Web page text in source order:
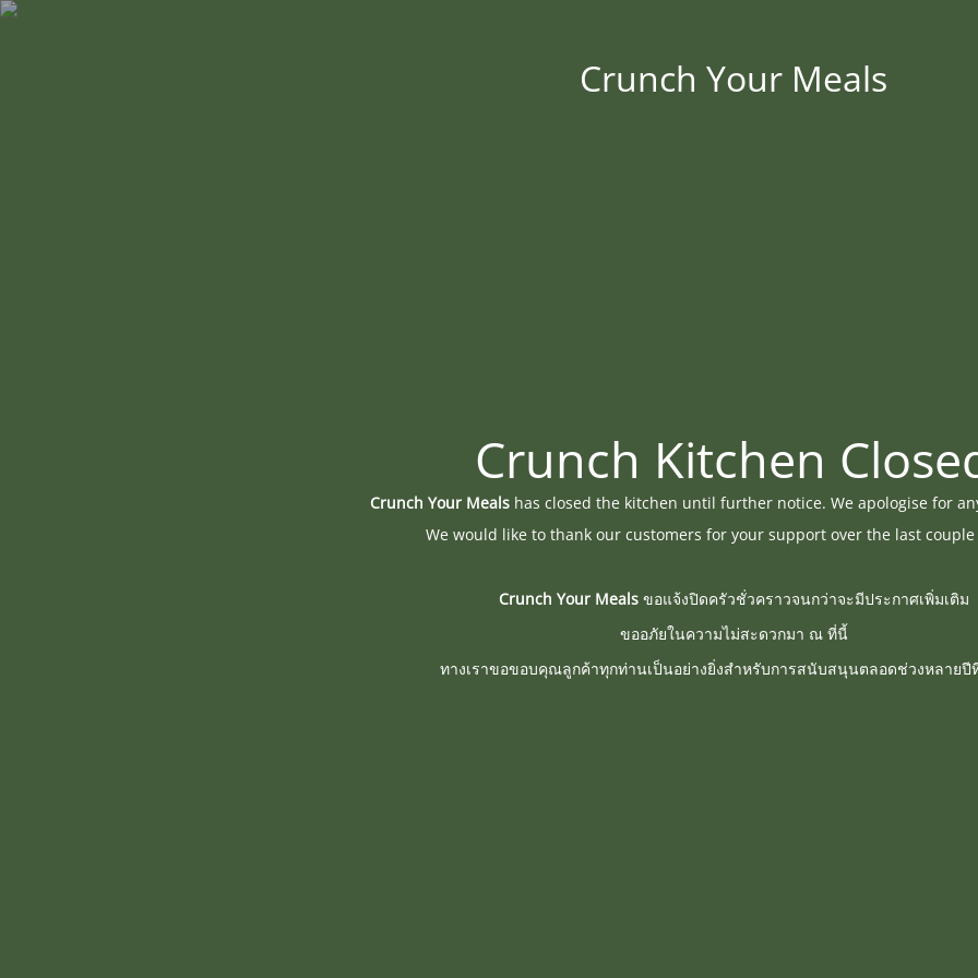
Crunch Your Meals
Crunch Kitchen
Crunch Your Mealshas closed the kitchen until further notice. We apologise for
We would like to thank our customers for your support over the last couple
Crunch Your Mealsขอแจ้งปิดครัวชั่วคราวจนกว่าจะมีประกาศเพิ่มเติม
ขออภัยในความไม่สะดวกมา ณ ที่นี้
ทางเราขอขอบคุณลูกค้าทุกท่านเป็นอย่างยิ่งสำหรับการสนับสนุนตลอดช่วงหลายปี